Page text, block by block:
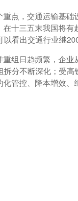
，交通运输基础
十三五末我国将
看出交通行业继
日趋频繁，企业
分不断深化；受
管控、降本增效